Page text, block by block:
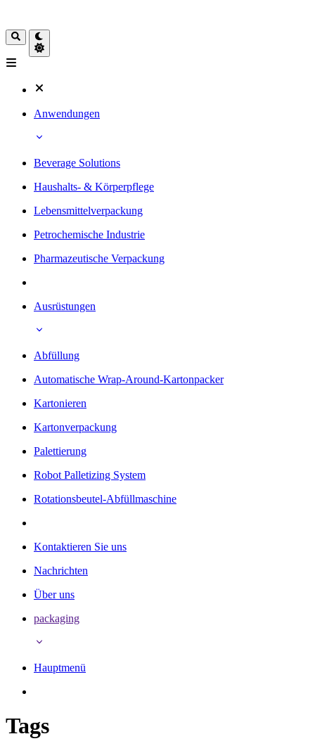
Anwendungen
Beverage Solutions
Haushalts- & Körperpflege
Lebensmittelverpackung
Petrochemische Industrie
Pharmazeutische Verpackung
Ausrüstungen
Abfüllung
Automatische Wrap-Around-Kartonpacker
Kartonieren
Kartonverpackung
Palettierung
Robot Palletizing System
Rotationsbeutel-Abfüllmaschine
Kontaktieren Sie uns
Nachrichten
Über uns
packaging
Hauptmenü
Tags